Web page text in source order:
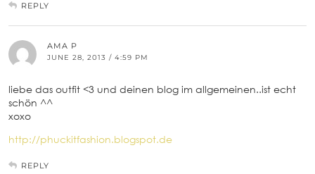
REPLY
AMA P
JUNE 28, 2013 / 4:59 PM
liebe das outfit <3 und deinen blog im allgemeinen..ist echt
schön ^^
xoxo
http://phuckitfashion.blogspot.de
REPLY